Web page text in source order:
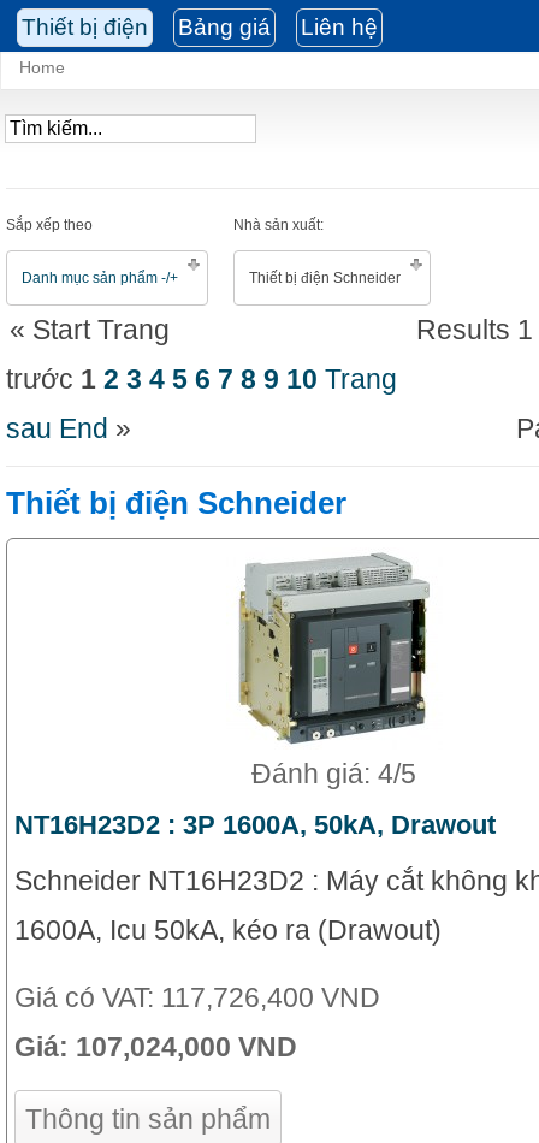
Thiết bị điện Bảng giá Liên hệ
Home
Sắp xếp theo
Danh mục sản phẩm -/+
Nhà sản xuất:
Thiết bị điện Schneider
Results
« Start Trang
trước 1 2 3 4 5 6 7 8 9 10 Trang
sau End »
Thiết bị điện Schneider
Đánh giá: 4/5
NT16H23D2 : 3P 1600A, 50kA, Drawout
Schneider NT16H23D2 : Máy cắt không
1600A, Icu 50kA, kéo ra (Drawout)
Giá có VAT: 117,726,400 VND
Giá: 107,024,000 VND
Thông tin sản phẩm